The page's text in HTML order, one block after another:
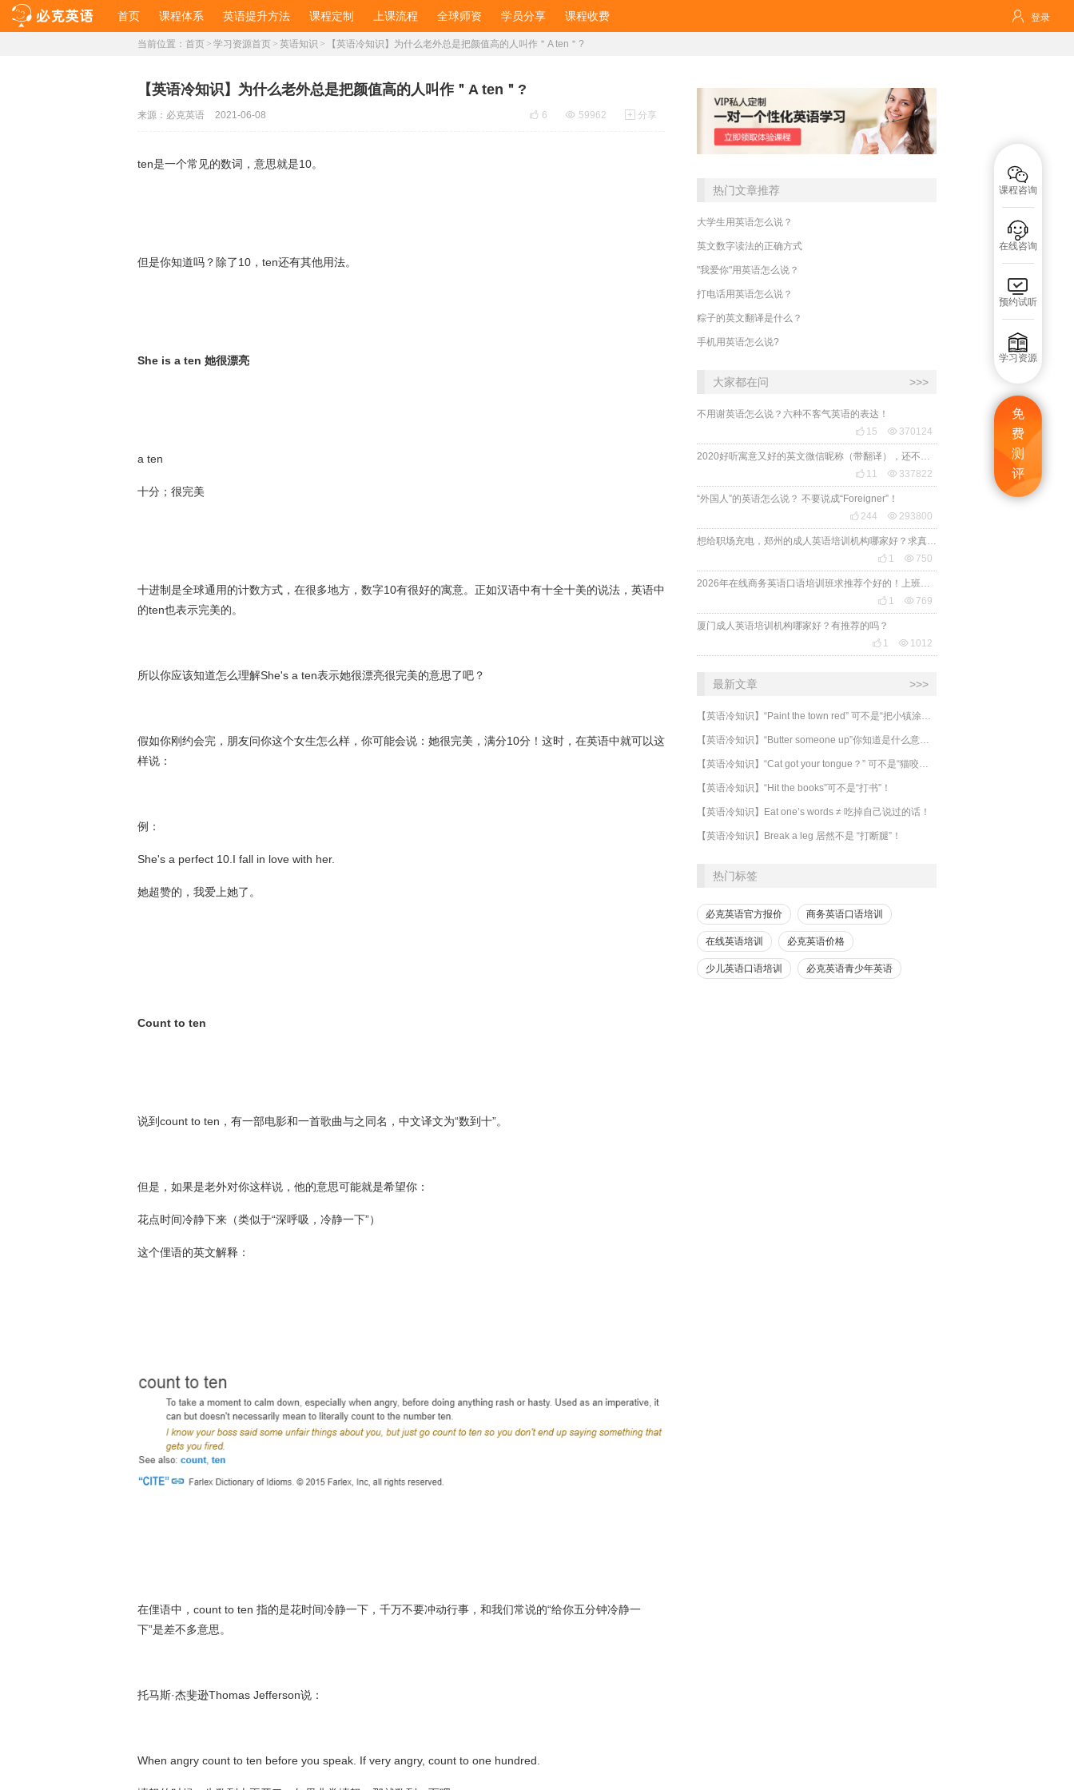
首页 课程体系 英语提升方法 课程定制 上课流程 全球师资 学员分享 课程收费  登录

课程咨询

在线咨询

预约试听

学习资源
免
费
测
评
当前位置： 首页 > 学习资源首页 > 英语知识 > 【英语冷知识】为什么老外总是把颜值高的人叫作＂A ten＂?
【英语冷知识】为什么老外总是把颜值高的人叫作＂A ten＂?
 6  59962  分享
来源： 必克英语 2021-06-08
ten是一个常见的数词，意思就是10。
但是你知道吗？除了10，ten还有其他用法。
She is a ten 她很漂亮
a ten
十分；很完美
十进制是全球通用的计数方式，在很多地方，数字10有很好的寓意。正如汉语中有十全十美的说法，英语中
的ten也表示完美的。
所以你应该知道怎么理解She's a ten表示她很漂亮很完美的意思了吧？
假如你刚约会完，朋友问你这个女生怎么样，你可能会说：她很完美，满分10分！这时，在英语中就可以这
样说：
例：
She's a perfect 10.I fall in love with her.
她超赞的，我爱上她了。
Count to ten
说到count to ten，有一部电影和一首歌曲与之同名，中文译文为“数到十”。
但是，如果是老外对你这样说，他的意思可能就是希望你：
花点时间冷静下来（类似于“深呼吸，冷静一下”）
这个俚语的英文解释：
在俚语中，count to ten 指的是花时间冷静一下，千万不要冲动行事，和我们常说的“给你五分钟冷静一
下”是差不多意思。
托马斯·杰斐逊Thomas Jefferson说：
When angry count to ten before you speak. If very angry, count to one hundred.
热门文章推荐
大学生用英语怎么说？
英文数字读法的正确方式
"我爱你"用英语怎么说？
打电话用英语怎么说？
粽子的英文翻译是什么？
手机用英语怎么说?
大家都在问 >>>
不用谢英语怎么说？六种不客气英语的表达！
 15  370124
 11  337822
“外国人”的英语怎么说？ 不要说成“Foreigner”！
 244  293800
 1  750
 1  769
厦门成人英语培训机构哪家好？有推荐的吗？
 1  1012
最新文章 >>>
​【英语冷知识】“Hit the books”可不是“打书”！
【英语冷知识】Eat one’s words ≠ 吃掉自己说过的话！
【英语冷知识】Break a leg 居然不是 “打断腿”！
热门标签
必克英语官方报价 商务英语口语培训
在线英语培训 必克英语价格
少儿英语口语培训 必克英语青少年英语